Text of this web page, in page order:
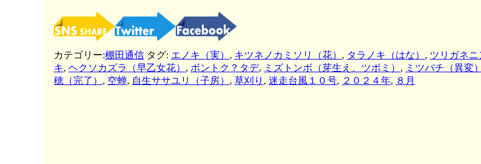
カテゴリー:棚田通信 タグ: エノキ（実） , キツネノカミソリ（花） , タラノキ（はな） , ツリガネニ
キ, ヘクソカズラ（早乙女花） , ボントク？タデ, ミズトンボ（芽生え、ツボミ） , ミツバチ（異変）
穂（完了） , 空蝉, 自生ササユリ（子房） , 草刈り , 迷走台風１０号, ２０２４年, ８月